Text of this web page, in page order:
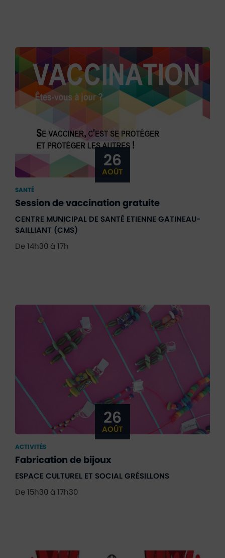
26
AOÛT
SANTÉ
Session de vaccination gratuite
CENTRE MUNICIPAL DE SANTÉ ETIENNE GATINEAU-
SAILLIANT (CMS)
De 14h30 à 17h
26
AOÛT
ACTIVITÉS
Fabrication de bijoux
ESPACE CULTUREL ET SOCIAL GRÉSILLONS
De 15h30 à 17h30